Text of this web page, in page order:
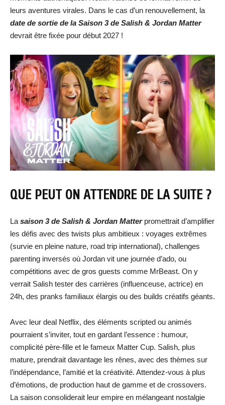
leurs aventures virales. Dans le cas d’un renouvellement, la
date de sortie de la Saison 3de Salish & Jordan Matter
devrait être fixée pour début 2027 !
QUE PEUT ON ATTENDRE DE LA SUITE ?
La saison 3 de Salish & Jordan Matter promettrait d’amplifier
les défis avec des twists plus ambitieux : voyages extrêmes
(survie en pleine nature, road trip international), challenges
parenting inversés où Jordan vit une journée d’ado, ou
compétitions avec de gros guests comme MrBeast. On y
verrait Salish tester des carrières (influenceuse, actrice) en
24h, des pranks familiaux élargis ou des builds créatifs géants.
Avec leur deal Netflix, des éléments scripted ou animés
pourraient s’inviter, tout en gardant l’essence : humour,
complicité père-fille et le fameux Matter Cup. Salish, plus
mature, prendrait davantage les rênes, avec des thèmes sur
l’indépendance, l’amitié et la créativité. Attendez-vous à plus
d’émotions, de production haut de gamme et de crossovers.
La saison consoliderait leur empire en mélangeant nostalgie